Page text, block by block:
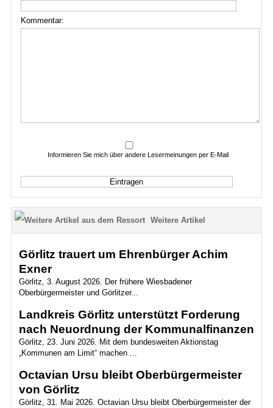
Kommentar:
Informieren Sie mich über andere Lesermeinungen per E-Mail
Weitere Artikel
Görlitz trauert um Ehrenbürger Achim
Exner
Görlitz, 3. August 2026. Der frühere Wiesbadener
Oberbürgermeister und Görlitzer...
Landkreis Görlitz unterstützt Forderung
nach Neuordnung der Kommunalfinanzen
Görlitz, 23. Juni 2026. Mit dem bundesweiten Aktionstag
„Kommunen am Limit“ machen ...
Octavian Ursu bleibt Oberbürgermeister
von Görlitz
Görlitz, 31. Mai 2026. Octavian Ursu bleibt Oberbürgermeister der